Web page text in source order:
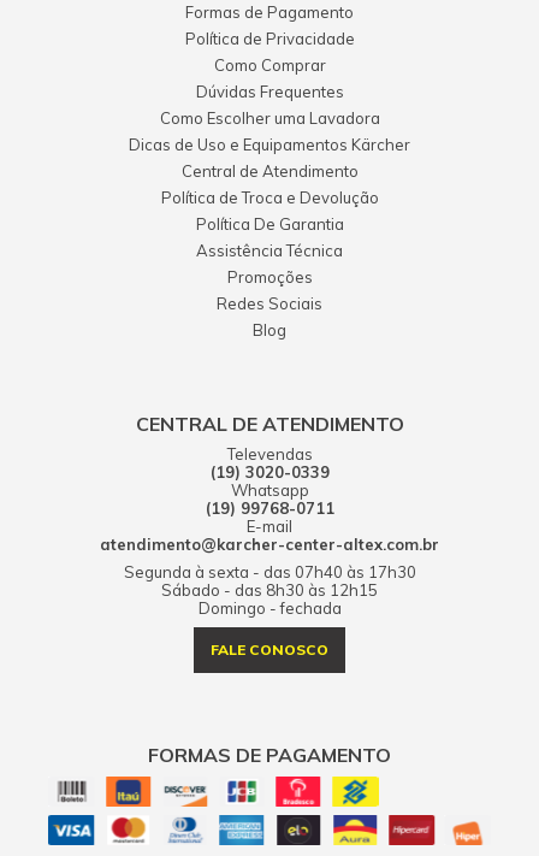
Formas de Pagamento
Política de Privacidade
Como Comprar
Dúvidas Frequentes
Como Escolher uma Lavadora
Dicas de Uso e Equipamentos Kärcher
Central de Atendimento
Política de Troca e Devolução
Política De Garantia
Assistência Técnica
Promoções
Redes Sociais
Blog
CENTRAL DE ATENDIMENTO
Televendas
(19) 3020-0339
Whatsapp
(19) 99768-0711
E-mail
atendimento@karcher-center-altex.com.br
Segunda à sexta - das 07h40 às 17h30
Sábado - das 8h30 às 12h15
Domingo - fechada
FALE CONOSCO
FORMAS DE PAGAMENTO